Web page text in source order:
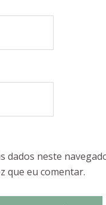
dados neste
que eu comentar.